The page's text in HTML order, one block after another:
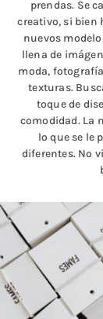
prendas. Se
creativo, si bien
nuevos
llena de
moda,
texturas.
toque de
comodidad. La
lo que se le
diferentes. No